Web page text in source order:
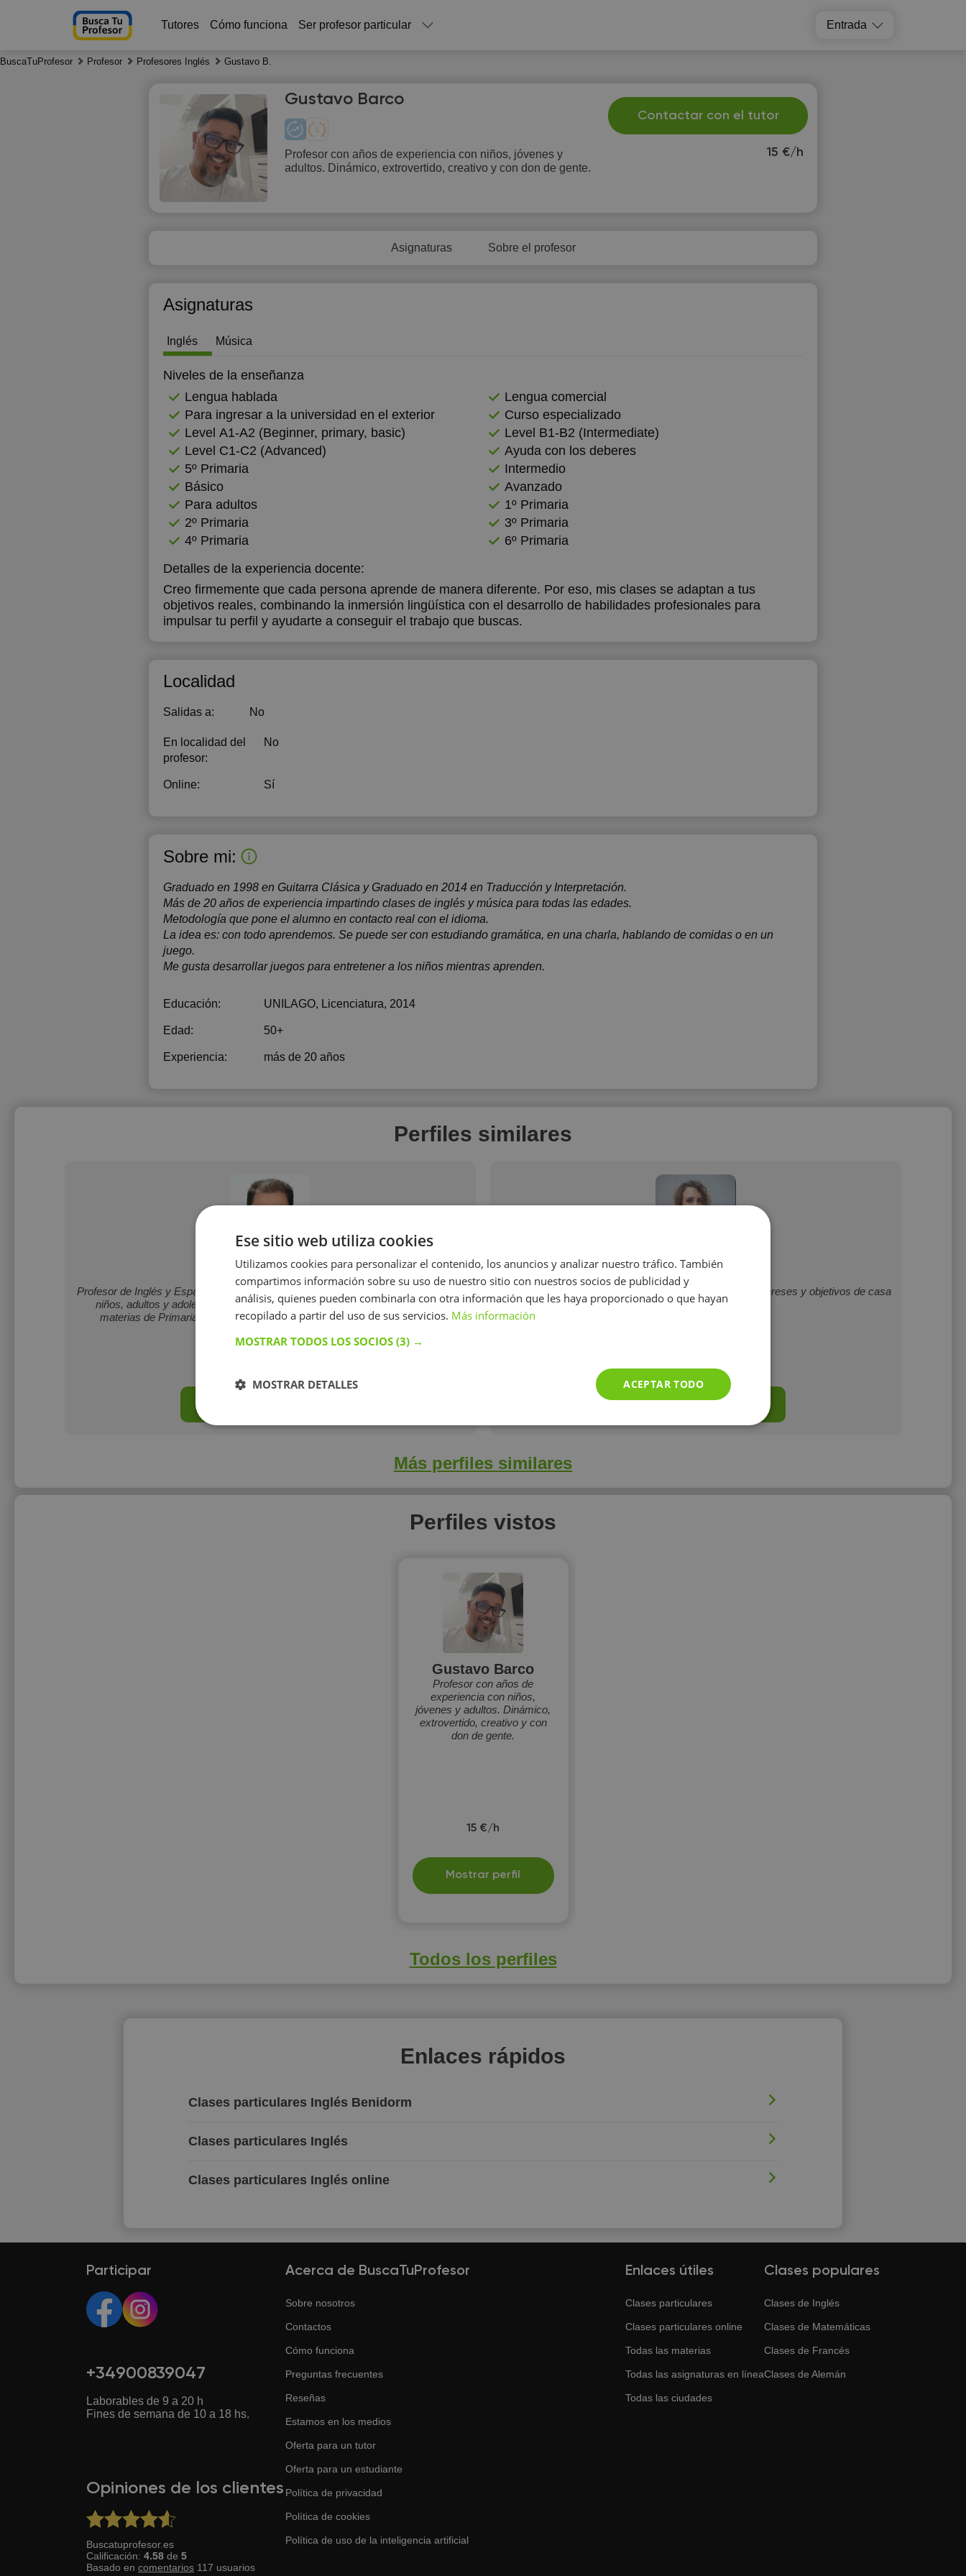
Tutores Cómo funciona Ser profesor particular Entrada
BuscaTuProfesor Profesor Profesores Inglés Gustavo B.
15 €/h
Contactar con el tutor
Gustavo Barco
Profesor con años de experiencia con niños, jóvenes y
adultos. Dinámico, extrovertido, creativo y con don de gente.
Asignaturas Sobre el profesor
Asignaturas
Inglés Música
Niveles de la enseñanza
Lengua hablada
Lengua comercial
Para ingresar a la universidad en el exterior
Curso especializado
Level А1-А2 (Beginner, primary, basic)
Level B1-B2 (Intermediate)
Level C1-C2 (Advanced)
Ayuda con los deberes
5º Primaria
Intermedio
Básico
Avanzado
Para adultos
1º Primaria
2º Primaria
3º Primaria
4º Primaria
6º Primaria
Detalles de la experiencia docente:
Creo firmemente que cada persona aprende de manera diferente. Por eso, mis clases se adaptan a tus
objetivos reales, combinando la inmersión lingüística con el desarrollo de habilidades profesionales para
impulsar tu perfil y ayudarte a conseguir el trabajo que buscas.
Localidad
Salidas a: No
En localidad del
profesor:
No
Online: Sí
Sobre mi:
Graduado en 1998 en Guitarra Clásica y Graduado en 2014 en Traducción y Interpretación.
Más de 20 años de experiencia impartindo clases de inglés y música para todas las edades.
Metodología que pone el alumno en contacto real con el idioma.
La idea es: con todo aprendemos. Se puede ser con estudiando gramática, en una charla, hablando de comidas o en un
juego.
Me gusta desarrollar juegos para entretener a los niños mientras aprenden.
Educación: UNILAGO, Licenciatura, 2014
Edad: 50+
Experiencia: más de 20 años
Perfiles similares
Alberto Morales
Profesor de Inglés y Español como Lenguas Extranjeras e Informática Básica para
niños, adultos y adolescentes de ESO y Bachillerato. Reforzador de varias
materias de Primaria y ESO (Mates, Lengua, Ciencias, Biología, Inglés e
Nayara Moraga
Enseño inglés a jóvenes y adultos adaptándome a los intereses y objetivos de casa
persona.
Mostrar perfil
Más perfiles similares
Perfiles vistos
Gustavo Barco
Profesor con años de
experiencia con niños,
jóvenes y adultos. Dinámico,
extrovertido, creativo y con
don de gente.
15 €/h
Mostrar perfil
Todos los perfiles
Enlaces rápidos
Clases particulares Inglés Benidorm
Clases particulares Inglés
Clases particulares Inglés online
Participar
+34900839047
Laborables de 9 a 20 h
Fines de semana de 10 a 18 hs.
Opiniones de los clientes
Buscatuprofesor.es
Calificación: 4.58 de 5
Basado en comentarios 117 usuarios
Acerca de BuscaTuProfesor
Sobre nosotros
Contactos
Cómo funciona
Preguntas frecuentes
Reseñas
Estamos en los medios
Oferta para un tutor
Oferta para un estudiante
Política de privacidad
Política de cookies
Política de uso de la inteligencia artificial
Enlaces útiles
Clases particulares
Clases particulares online
Todas las materias
Todas las asignaturas en línea
Todas las ciudades
Clases populares
Clases de Inglés
Clases de Matemáticas
Clases de Francés
Clases de Alemán
Ese sitio web utiliza cookies
Utilizamos cookies para personalizar el contenido, los anuncios y analizar nuestro tráfico. También
compartimos información sobre su uso de nuestro sitio con nuestros socios de publicidad y
análisis, quienes pueden combinarla con otra información que les haya proporcionado o que hayan
recopilado a partir del uso de sus servicios. Más información
MOSTRAR TODOS LOS SOCIOS (3) →
ACEPTAR TODO
MOSTRAR DETALLES